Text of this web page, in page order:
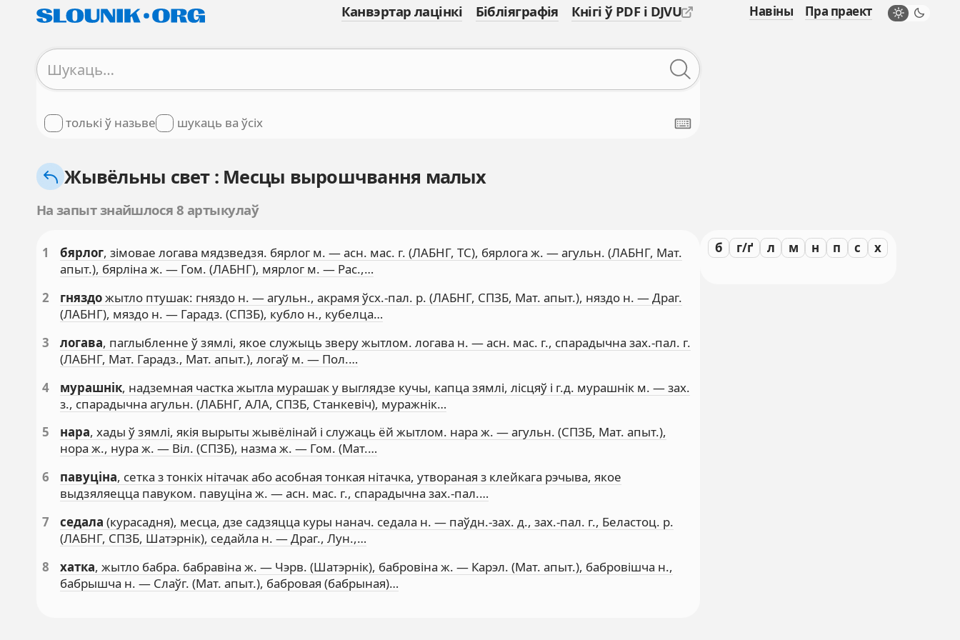
Канвэртар лацінкі Бібліяграфія Кнігі ў PDF і DJVU Навіны Пра праект
толькі ў назьве шукаць ва ўсіх
Жывёльны свет : Месцы вырошчвання малых
На запыт знайшлося 8 артыкулаў
б г/ґ л м н п с х
1 бярлог, зімовае логава мядзведзя. бярлог м. — асн. мас. г. (ЛАБНГ, ТС), бярлога ж. — агульн. (ЛАБНГ, Мат.
апыт.), бярліна ж. — Гом. (ЛАБНГ), мярлог м. — Рас.,…
2
гняздожытло птушак: гняздо н. — агульн., акрамя ўсх.-пал. р. (ЛАБНГ, СПЗБ, Мат. апыт.), няздо н. — Драг.
(ЛАБНГ), мяздо н. — Гарадз. (СПЗБ), кубло н., кубелца…
3
логава, паглыбленне ў зямлі, якое служыць зверу жытлом. логава н. — асн. мас. г., спарадычна зах.-пал. г.
(ЛАБНГ, Мат. Гарадз., Мат. апыт.), логаў м. — Пол.…
4
мурашнік, надземная частка жытла мурашак у выглядзе кучы, капца зямлі, лісцяў і г.д. мурашнік м. — зах.
з., спарадычна агульн. (ЛАБНГ, АЛА, СПЗБ, Станкевіч), муражнік…
5
нара, хады ў зямлі, якія вырыты жывёлінай і служаць ёй жытлом. нара ж. — агульн. (СПЗБ, Мат. апыт.),
нора ж., нура ж. — Віл. (СПЗБ), назма ж. — Гом. (Мат.…
6
павуціна, сетка з тонкіх нітачак або асобная тонкая нітачка, утвораная з клейкага рэчыва, якое
выдзяляецца павуком. павуціна ж. — асн. мас. г., спарадычна зах.-пал.…
7
седала (курасадня), месца, дзе садзяцца куры нанач. седала н. — паўдн.-зах. д., зах.-пал. г., Беластоц. р.
(ЛАБНГ, СПЗБ, Шатэрнік), седайла н. — Драг., Лун.,…
8
хатка, жытло бабра. бабравіна ж. — Чэрв. (Шатэрнік), бабровіна ж. — Карэл. (Мат. апыт.), бабровішча н.,
бабрышча н. — Слаўг. (Мат. апыт.), бабровая (бабрыная)…